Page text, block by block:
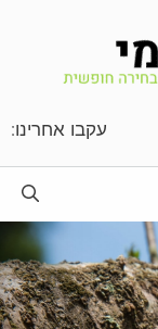
עקבו אחרינו: